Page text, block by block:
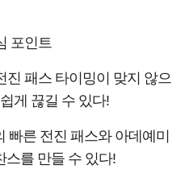
포인트
진 패스 타이밍이 맞지 않으
게 끊길 수 있다!
른 전진 패스와 아데예미
스를 만들 수 있다!